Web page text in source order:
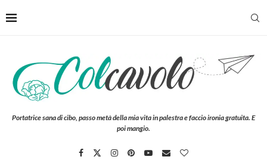
Portatrice sana di cibo, passo metà della mia vita in palestra e faccio ironia gratuita. E
poi mangio.